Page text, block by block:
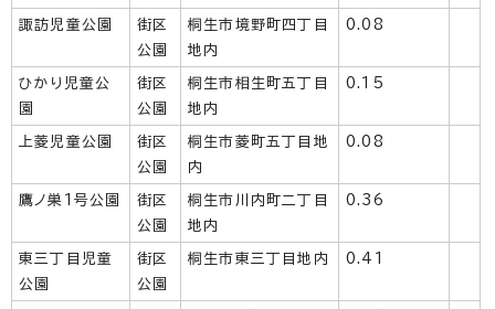
諏訪児童公園
街区
公園
桐生市境野町四丁目
地内
0.08
ひかり児童公
園
街区
公園
桐生市相生町五丁目
地内
0.15
上菱児童公園
街区
公園
桐生市菱町五丁目地
内
0.08
鷹ノ巣1号公園
街区
公園
桐生市川内町二丁目
地内
0.36
東三丁目児童
公園
街区
公園
桐生市東三丁目地内 0.41